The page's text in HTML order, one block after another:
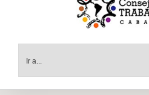
Ir a...